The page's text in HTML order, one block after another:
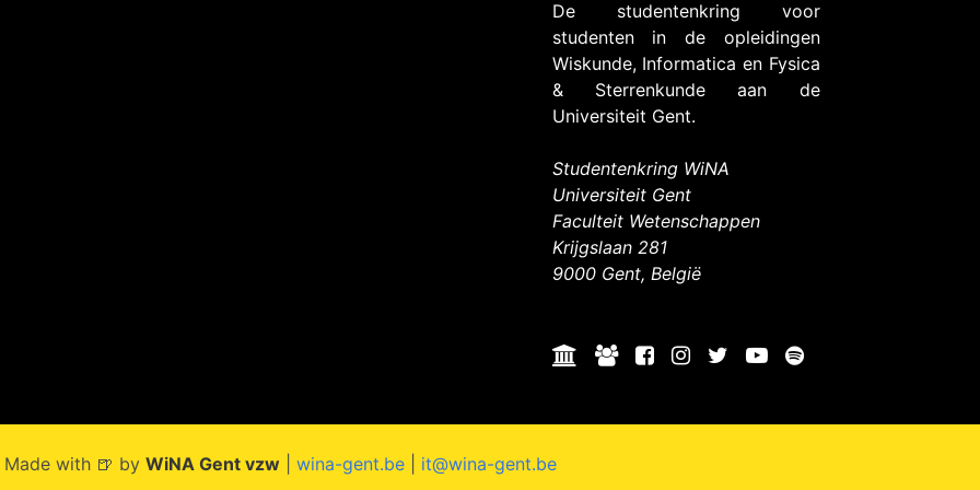
De studentenkring voor
studenten in de opleidingen
Wiskunde, Informatica en Fysica
& Sterrenkunde aan de
Universiteit Gent.
Studentenkring WiNA
Universiteit Gent
Faculteit Wetenschappen
Krijgslaan 281
9000 Gent, België
with 🍺 by WiNA Gent vzw wina-gent.be it@wina-gent.be